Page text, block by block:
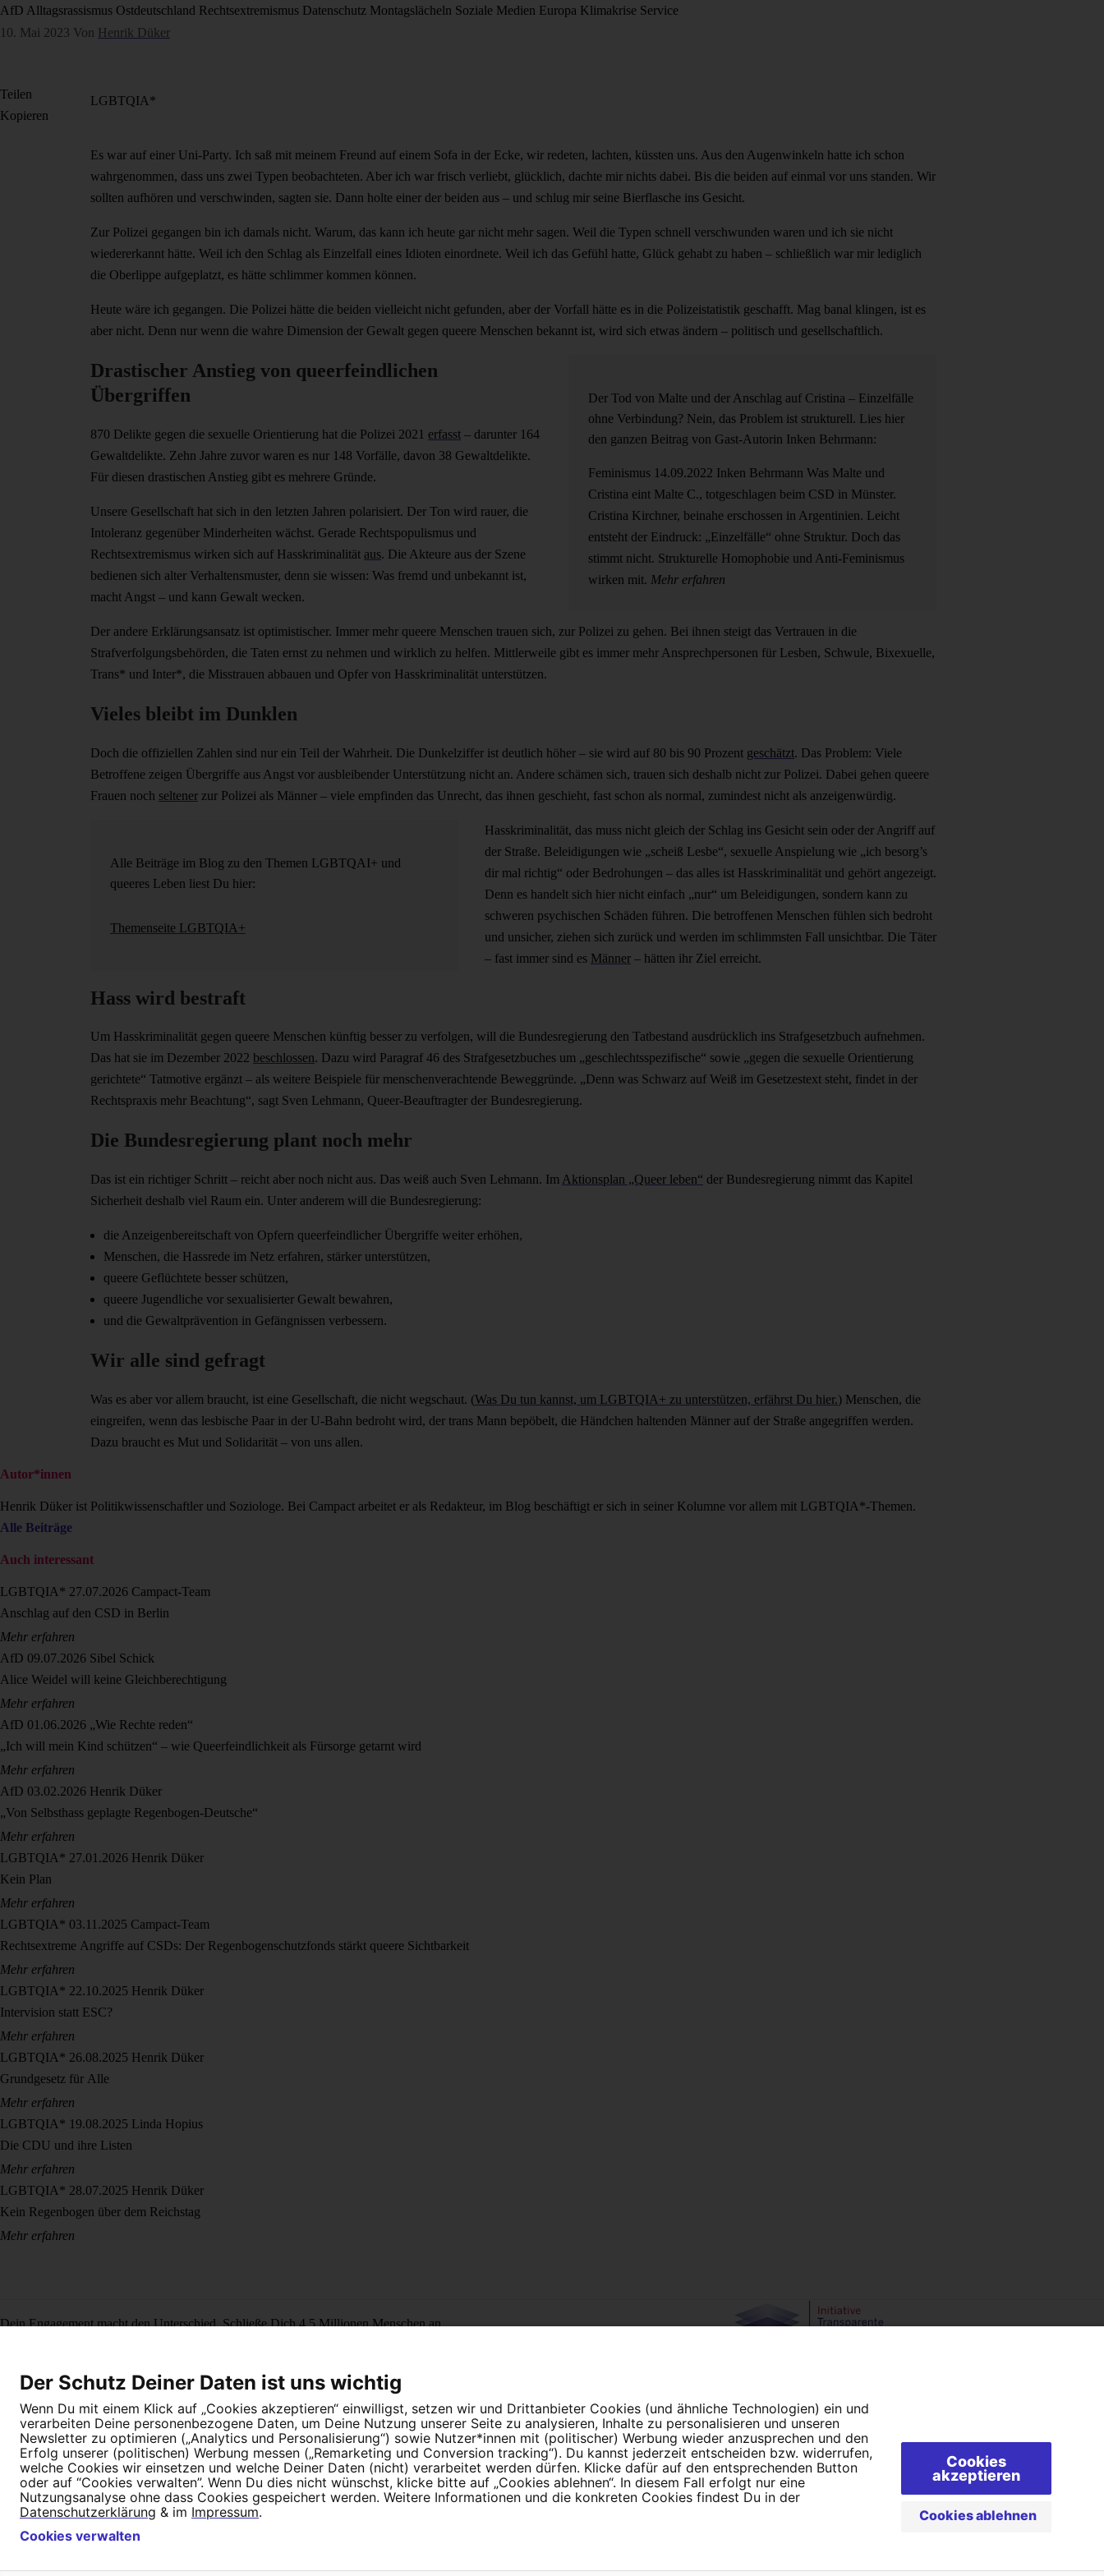
AfD Alltagsrassismus Ostdeutschland Rechtsextremismus Datenschutz Montagslächeln Soziale Medien Europa Klimakrise Service
10. Mai 2023 Von Henrik Düker
LGBTQIA*
Es war auf einer Uni-Party. Ich saß mit meinem Freund auf einem Sofa in der Ecke, wir redeten, lachten, küssten uns. Aus den Augenwinkeln hatte ich schon
wahrgenommen, dass uns zwei Typen beobachteten. Aber ich war frisch verliebt, glücklich, dachte mir nichts dabei. Bis die beiden auf einmal vor uns standen. Wir
sollten aufhören und verschwinden, sagten sie. Dann holte einer der beiden aus – und schlug mir seine Bierflasche ins Gesicht.
Zur Polizei gegangen bin ich damals nicht. Warum, das kann ich heute gar nicht mehr sagen. Weil die Typen schnell verschwunden waren und ich sie nicht
wiedererkannt hätte. Weil ich den Schlag als Einzelfall eines Idioten einordnete. Weil ich das Gefühl hatte, Glück gehabt zu haben – schließlich war mir lediglich
die Oberlippe aufgeplatzt, es hätte schlimmer kommen können.
Heute wäre ich gegangen. Die Polizei hätte die beiden vielleicht nicht gefunden, aber der Vorfall hätte es in die Polizeistatistik geschafft. Mag banal klingen, ist es
aber nicht. Denn nur wenn die wahre Dimension der Gewalt gegen queere Menschen bekannt ist, wird sich etwas ändern – politisch und gesellschaftlich.
Der Tod von Malte und der Anschlag auf Cristina – Einzelfälle
ohne Verbindung? Nein, das Problem ist strukturell. Lies hier
den ganzen Beitrag von Gast-Autorin Inken Behrmann:
Feminismus 14.09.2022 Inken Behrmann Was Malte und
Cristina eint Malte C., totgeschlagen beim CSD in Münster.
Cristina Kirchner, beinahe erschossen in Argentinien. Leicht
entsteht der Eindruck: „Einzelfälle“ ohne Struktur. Doch das
stimmt nicht. Strukturelle Homophobie und Anti-Feminismus
wirken mit. Mehr erfahren
Drastischer Anstieg von queerfeindlichen
Übergriffen
870 Delikte gegen die sexuelle Orientierung hat die Polizei 2021 erfasst – darunter 164
Gewaltdelikte. Zehn Jahre zuvor waren es nur 148 Vorfälle, davon 38 Gewaltdelikte.
Für diesen drastischen Anstieg gibt es mehrere Gründe.
Unsere Gesellschaft hat sich in den letzten Jahren polarisiert. Der Ton wird rauer, die
Intoleranz gegenüber Minderheiten wächst. Gerade Rechtspopulismus und
Rechtsextremismus wirken sich auf Hasskriminalität aus. Die Akteure aus der Szene
bedienen sich alter Verhaltensmuster, denn sie wissen: Was fremd und unbekannt ist,
macht Angst – und kann Gewalt wecken.
Der andere Erklärungsansatz ist optimistischer. Immer mehr queere Menschen trauen sich, zur Polizei zu gehen. Bei ihnen steigt das Vertrauen in die
Strafverfolgungsbehörden, die Taten ernst zu nehmen und wirklich zu helfen. Mittlerweile gibt es immer mehr Ansprechpersonen für Lesben, Schwule, Bixexuelle,
Trans* und Inter*, die Misstrauen abbauen und Opfer von Hasskriminalität unterstützen.
Vieles bleibt im Dunklen
Doch die offiziellen Zahlen sind nur ein Teil der Wahrheit. Die Dunkelziffer ist deutlich höher – sie wird auf 80 bis 90 Prozent geschätzt. Das Problem: Viele
Betroffene zeigen Übergriffe aus Angst vor ausbleibender Unterstützung nicht an. Andere schämen sich, trauen sich deshalb nicht zur Polizei. Dabei gehen queere
Frauen noch seltener zur Polizei als Männer – viele empfinden das Unrecht, das ihnen geschieht, fast schon als normal, zumindest nicht als anzeigenwürdig.
Alle Beiträge im Blog zu den Themen LGBTQAI+ und
queeres Leben liest Du hier:
Themenseite LGBTQIA+
Hasskriminalität, das muss nicht gleich der Schlag ins Gesicht sein oder der Angriff auf
der Straße. Beleidigungen wie „scheiß Lesbe“, sexuelle Anspielung wie „ich besorg’s
dir mal richtig“ oder Bedrohungen – das alles ist Hasskriminalität und gehört angezeigt.
Denn es handelt sich hier nicht einfach „nur“ um Beleidigungen, sondern kann zu
schweren psychischen Schäden führen. Die betroffenen Menschen fühlen sich bedroht
und unsicher, ziehen sich zurück und werden im schlimmsten Fall unsichtbar. Die Täter
– fast immer sind es Männer – hätten ihr Ziel erreicht.
Hass wird bestraft
Um Hasskriminalität gegen queere Menschen künftig besser zu verfolgen, will die Bundesregierung den Tatbestand ausdrücklich ins Strafgesetzbuch aufnehmen.
Das hat sie im Dezember 2022 beschlossen. Dazu wird Paragraf 46 des Strafgesetzbuches um „geschlechtsspezifische“ sowie „gegen die sexuelle Orientierung
gerichtete“ Tatmotive ergänzt – als weitere Beispiele für menschenverachtende Beweggründe. „Denn was Schwarz auf Weiß im Gesetzestext steht, findet in der
Rechtspraxis mehr Beachtung“, sagt Sven Lehmann, Queer-Beauftragter der Bundesregierung.
Die Bundesregierung plant noch mehr
Das ist ein richtiger Schritt – reicht aber noch nicht aus. Das weiß auch Sven Lehmann. Im Aktionsplan „Queer leben“ der Bundesregierung nimmt das Kapitel
Sicherheit deshalb viel Raum ein. Unter anderem will die Bundesregierung:
die Anzeigenbereitschaft von Opfern queerfeindlicher Übergriffe weiter erhöhen,
Menschen, die Hassrede im Netz erfahren, stärker unterstützen,
queere Geflüchtete besser schützen,
queere Jugendliche vor sexualisierter Gewalt bewahren,
und die Gewaltprävention in Gefängnissen verbessern.
Wir alle sind gefragt
Was es aber vor allem braucht, ist eine Gesellschaft, die nicht wegschaut. (Was Du tun kannst, um LGBTQIA+ zu unterstützen, erfährst Du hier.) Menschen, die
eingreifen, wenn das lesbische Paar in der U-Bahn bedroht wird, der trans Mann bepöbelt, die Händchen haltenden Männer auf der Straße angegriffen werden.
Dazu braucht es Mut und Solidarität – von uns allen.
Teilen
Kopieren
Autor*innen
Henrik Düker ist Politikwissenschaftler und Soziologe. Bei Campact arbeitet er als Redakteur, im Blog beschäftigt er sich in seiner Kolumne vor allem mit LGBTQIA*-Themen.
Alle Beiträge
Auch interessant
LGBTQIA* 27.07.2026 Campact-Team
Anschlag auf den CSD in Berlin
Mehr erfahren
AfD 09.07.2026 Sibel Schick
Alice Weidel will keine Gleichberechtigung
Mehr erfahren
AfD 01.06.2026 „Wie Rechte reden“
„Ich will mein Kind schützen“ – wie Queerfeindlichkeit als Fürsorge getarnt wird
Mehr erfahren
AfD 03.02.2026 Henrik Düker
„Von Selbsthass geplagte Regenbogen-Deutsche“
Mehr erfahren
LGBTQIA* 27.01.2026 Henrik Düker
Kein Plan
Mehr erfahren
LGBTQIA* 03.11.2025 Campact-Team
Rechtsextreme Angriffe auf CSDs: Der Regenbogenschutzfonds stärkt queere Sichtbarkeit
Mehr erfahren
LGBTQIA* 22.10.2025 Henrik Düker
Intervision statt ESC?
Mehr erfahren
LGBTQIA* 26.08.2025 Henrik Düker
Grundgesetz für Alle
Mehr erfahren
LGBTQIA* 19.08.2025 Linda Hopius
Die CDU und ihre Listen
Mehr erfahren
LGBTQIA* 28.07.2025 Henrik Düker
Kein Regenbogen über dem Reichstag
Mehr erfahren
Dein Engagement macht den Unterschied. Schließe Dich 4,5 Millionen Menschen an.
SozialBank
Direkt online spenden
NewsletterHilfe und FAQ KontaktDatenschutzImpressumCookie Einstellungen
Der Schutz Deiner Daten ist uns wichtig
Wenn Du mit einem Klick auf „Cookies akzeptieren“ einwilligst, setzen wir und Drittanbieter Cookies (und ähnliche Technologien) ein und
verarbeiten Deine personenbezogene Daten, um Deine Nutzung unserer Seite zu analysieren, Inhalte zu personalisieren und unseren
Newsletter zu optimieren („Analytics und Personalisierung“) sowie Nutzer*innen mit (politischer) Werbung wieder anzusprechen und den
Erfolg unserer (politischen) Werbung messen („Remarketing und Conversion tracking“). Du kannst jederzeit entscheiden bzw. widerrufen,
welche Cookies wir einsetzen und welche Deiner Daten (nicht) verarbeitet werden dürfen. Klicke dafür auf den entsprechenden Button
oder auf “Cookies verwalten”. Wenn Du dies nicht wünschst, klicke bitte auf „Cookies ablehnen“. In diesem Fall erfolgt nur eine
Nutzungsanalyse ohne dass Cookies gespeichert werden. Weitere Informationen und die konkreten Cookies findest Du in der
Datenschutzerklärung & im Impressum.
Cookies
akzeptieren
Cookies ablehnen
Cookies verwalten